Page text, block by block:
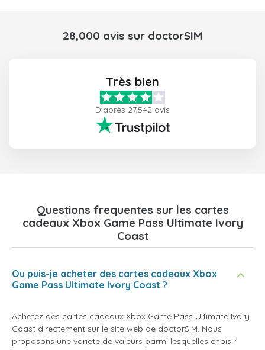
28,000 avis sur doctorSIM
Très bien
D'après 27,542 avis
Questions frequentes sur les cartes
cadeaux Xbox Game Pass Ultimate Ivory
Coast
Ou puis-je acheter des cartes cadeaux Xbox
Game Pass Ultimate Ivory Coast ?
Achetez des cartes cadeaux Xbox Game Pass Ultimate Ivory
Coast directement sur le site web de doctorSIM. Nous
proposons une variete de valeurs parmi lesquelles choisir